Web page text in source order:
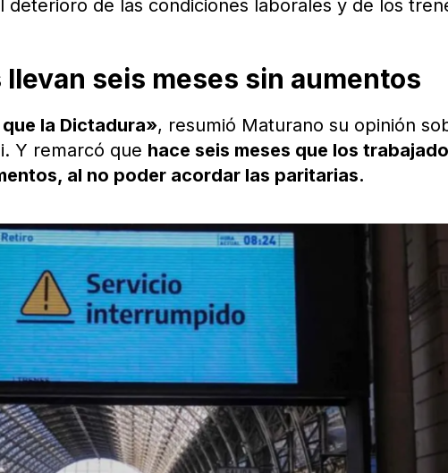
deterioro de las condiciones laborales y de los
seis meses sin aumentos
la Dictadura», resumió Maturano su opinión
Y remarcó que hace seis meses que los
al no poder acordar las paritarias.